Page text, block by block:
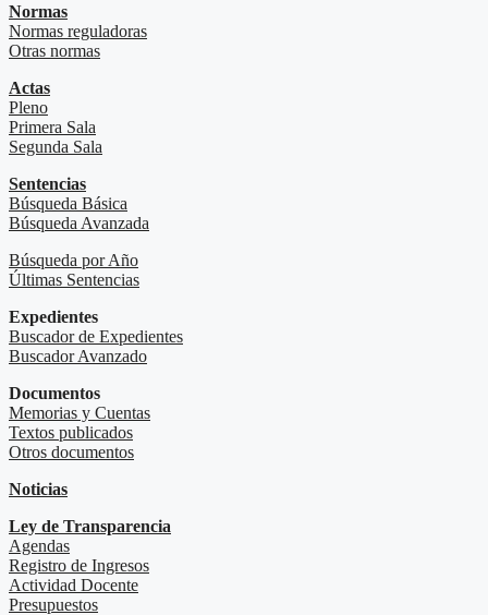
Normas
Normas reguladoras
Otras normas
Actas
Pleno
Primera Sala
Segunda Sala
Sentencias
Búsqueda Básica
Búsqueda Avanzada
Búsqueda por Año
Últimas Sentencias
Expedientes
Buscador de Expedientes
Buscador Avanzado
Documentos
Memorias y Cuentas
Textos publicados
Otros documentos
Noticias
Ley de Transparencia
Agendas
Registro de Ingresos
Actividad Docente
Presupuestos